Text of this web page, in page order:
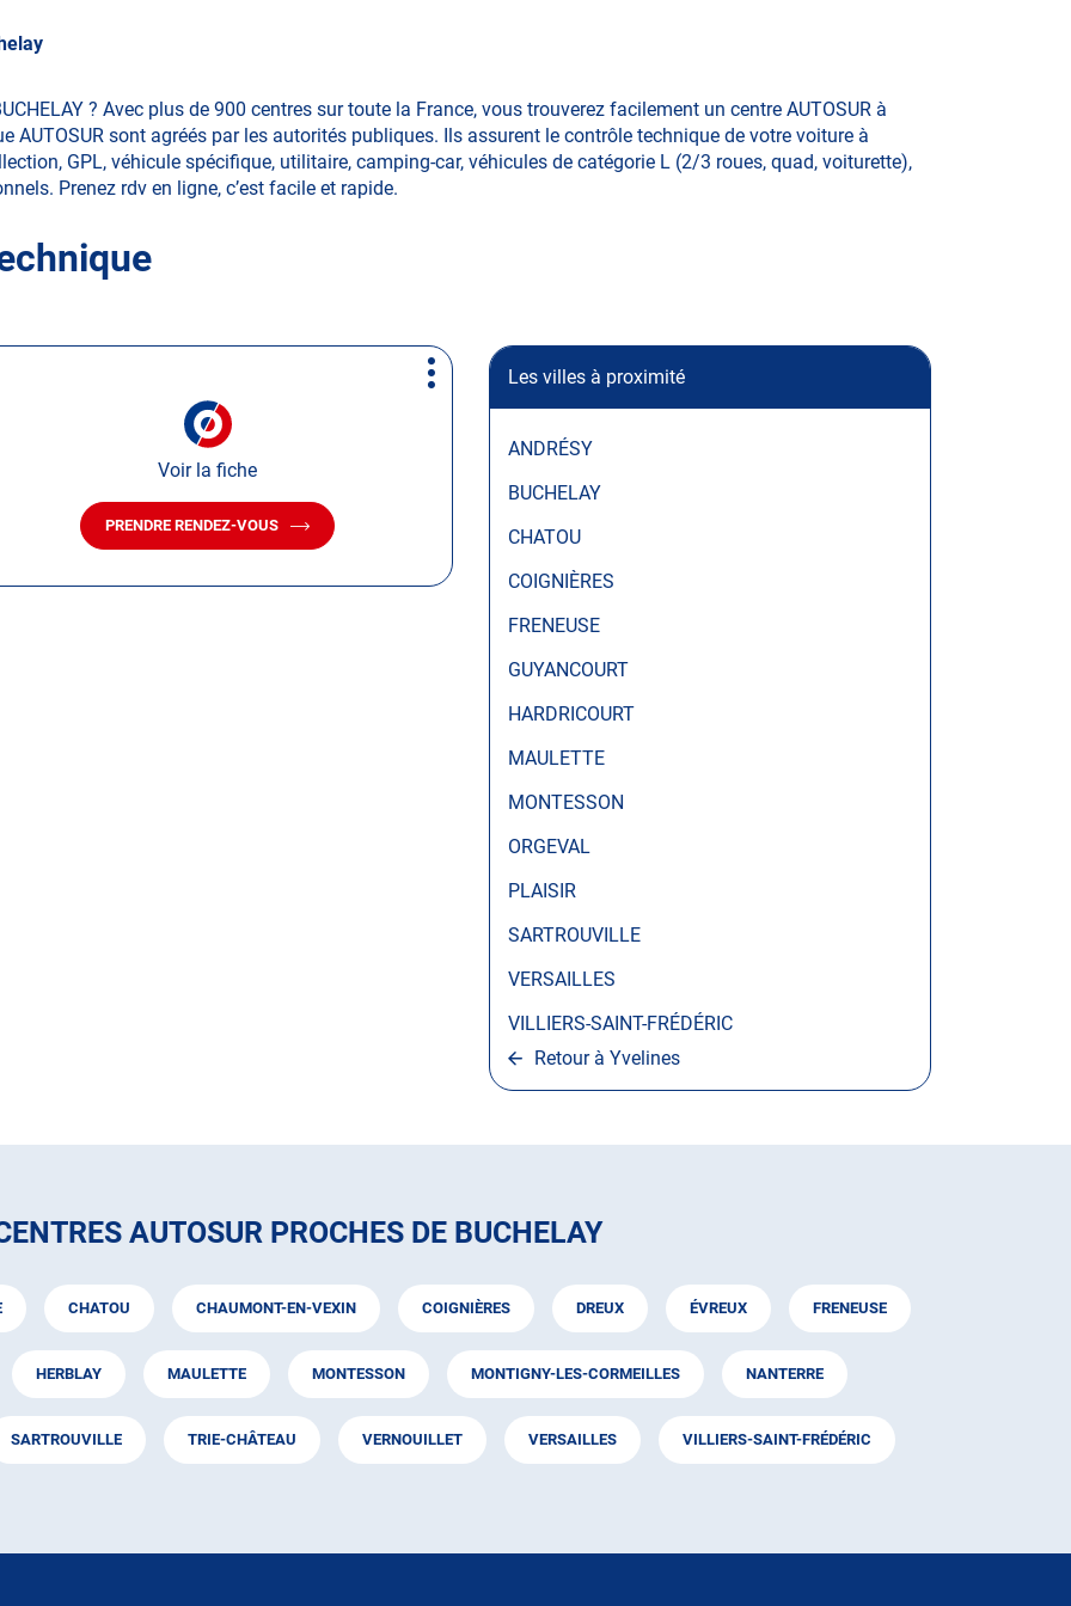
? Avec plus de 900 centres sur toute la France, vous trouverez facilement un centre AUTOSUR à
AUTOSUR sont agréés par les autorités publiques. Ils assurent le contrôle technique de votre voiture à
GPL, véhicule spécifique, utilitaire, camping-car, véhicules de catégorie L (2/3 roues, quad, voiturette),
Prenez rdv en ligne, c’est facile et rapide.
Les villes à proximité
ANDRÉSY
BUCHELAY
CHATOU
COIGNIÈRES
FRENEUSE
GUYANCOURT
HARDRICOURT
MAULETTE
MONTESSON
ORGEVAL
PLAISIR
SARTROUVILLE
VERSAILLES
VILLIERS-SAINT-FRÉDÉRIC
Retour à Yvelines
Voir la fiche
PRENDRE RENDEZ-VOUS
AVEC
LE
Plus
d'options
AUTOSUR PROCHES DE BUCHELAY
CHATOU CHAUMONT-EN-VEXIN COIGNIÈRES DREUX ÉVREUX FRENEUSE
HERBLAY MAULETTE MONTESSON MONTIGNY-LES-CORMEILLES NANTERRE
SARTROUVILLE TRIE-CHÂTEAU VERNOUILLET VERSAILLES VILLIERS-SAINT-FRÉDÉRIC